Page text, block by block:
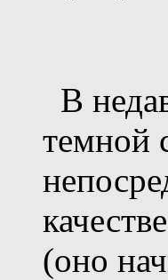
В
темной
(оно